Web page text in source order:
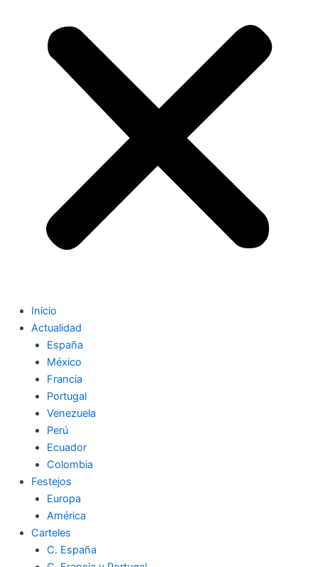
Inicio
Actualidad
España
México
Francia
Portugal
Venezuela
Perú
Ecuador
Colombia
Festejos
Europa
América
Carteles
C. España